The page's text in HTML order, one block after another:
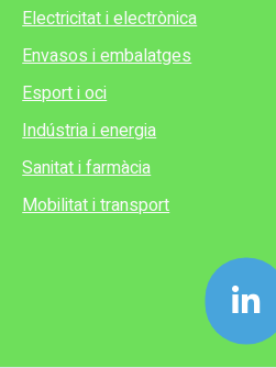
Electricitat i electrònica
Envasos i embalatges
Esport i oci
Indústria i energia
Sanitat i farmàcia
Mobilitat i transport